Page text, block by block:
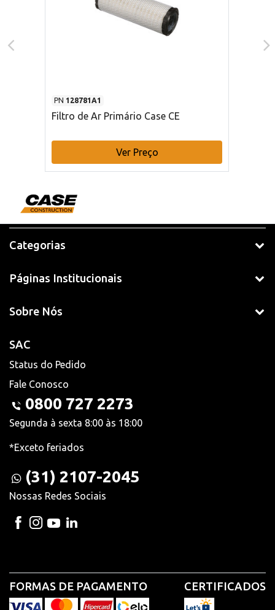
PN 128781A1
Filtro de Ar Primário Case CE
Ver Preço
Categorias
Páginas Institucionais
Sobre Nós
SAC
Status do Pedido
Fale Conosco
0800 727 2273
Segunda à sexta 8:00 às 18:00
*Exceto feriados
(31) 2107-2045
Nossas Redes Sociais
FORMAS DE PAGAMENTO CERTIFICADOS